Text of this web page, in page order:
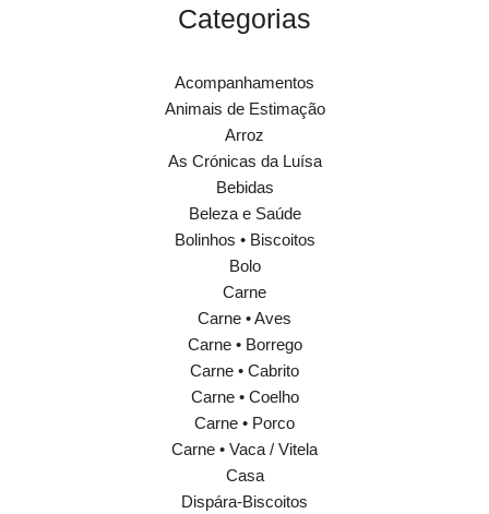
Categorias
Acompanhamentos
Animais de Estimação
Arroz
As Crónicas da Luísa
Bebidas
Beleza e Saúde
Bolinhos • Biscoitos
Bolo
Carne
Carne • Aves
Carne • Borrego
Carne • Cabrito
Carne • Coelho
Carne • Porco
Carne • Vaca / Vitela
Casa
Dispára-Biscoitos